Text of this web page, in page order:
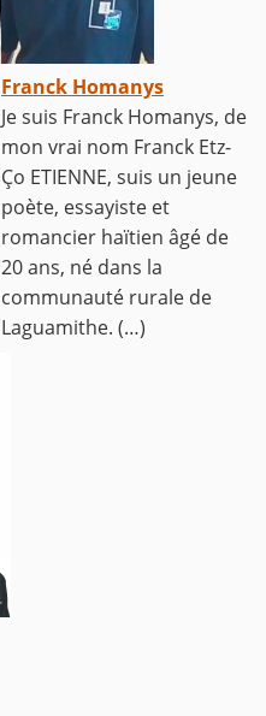
Franck Homanys
Je suis Franck Homanys, de
mon vrai nom Franck Etz-
Ço ETIENNE, suis un jeune
poète, essayiste et
romancier haïtien âgé de
20 ans, né dans la
communauté rurale de
Laguamithe. (…)